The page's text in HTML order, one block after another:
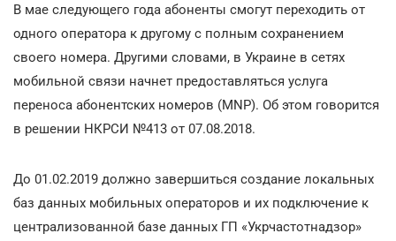
В мае следующего года абоненты смогут переходить от
одного оператора к другому с полным сохранением
своего номера. Другими словами, в Украине в сетях
мобильной связи начнет предоставляться услуга
переноса абонентских номеров (MNP). Об этом говорится
в решении НКРСИ №413 от 07.08.2018.
До 01.02.2019 должно завершиться создание локальных
баз данных мобильных операторов и их подключение к
централизованной базе данных ГП «Укрчастотнадзор»